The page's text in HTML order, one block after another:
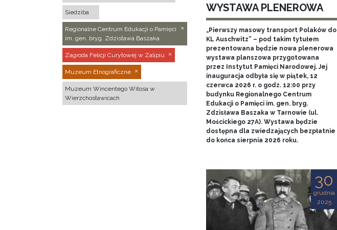
Siedziba
Regionalne Centrum Edukacji o Pamięci
im. gen. bryg. Zdzisława Baszaka
Zagroda Felicji Curyłowej w Zalipiu
Muzeum Etnograficzne
Muzeum Wincentego Witosa w
Wierzchosławicach
WYSTAWA PLENEROWA
„Pierwszy masowy transport Polaków do
KL Auschwitz” – pod takim tytułem
prezentowana będzie nowa plenerowa
wystawa planszowa przygotowana
przez Instytut Pamięci Narodowej. Jej
inauguracja odbyła się w piątek, 12
czerwca 2026 r. o godz. 12:00 przy
budynku Regionalnego Centrum
Edukacji o Pamięci im. gen. bryg.
Zdzisława Baszaka w Tarnowie (ul.
Mościckiego 27A). Wystawa będzie
dostępna dla zwiedzających bezpłatnie
do końca sierpnia 2026 roku.
30
grudnia
2025